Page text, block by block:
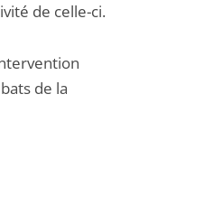
de celle-ci.
de la